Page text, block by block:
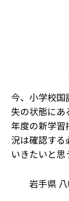
今、小学校
失の状態にあ
年度の新学習
況は確認する
いきたいと思
岩手県